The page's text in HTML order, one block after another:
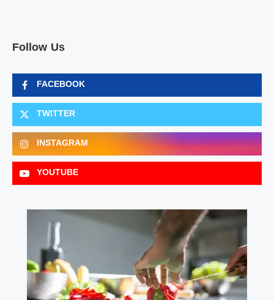
Follow Us
FACEBOOK
TWITTER
INSTAGRAM
YOUTUBE